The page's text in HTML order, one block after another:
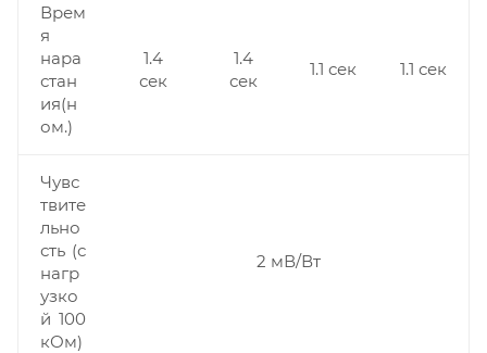
Врем
я
нара
стан
ия(н
ом.)
1.4
сек
1.4
сек
1.1 сек 1.1 сек
Чувс
твите
льно
сть (с
нагр
узко
й 100
кОм)
2 мВ/Вт